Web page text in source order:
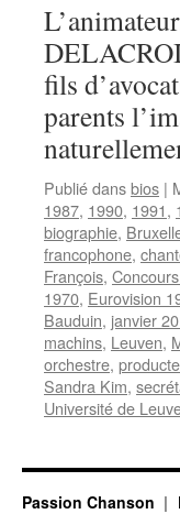
fils
parents
Publié dansbios |
1987, 1990, 1991,
biographie,
francophone,
François,
1970, Eurovision
Bauduin, janvier
machins, Leuven,
orchestre,
Sandra Kim,
Université de
Passion Chanson